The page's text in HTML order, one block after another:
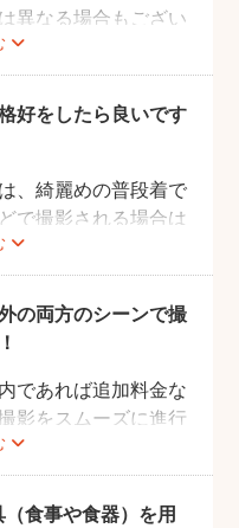
異なる場合もござい
なりますので、その
良い日を選び、お祝
。
好をしたら良いです
、綺麗めの普段着で
で撮影される場合は
装の場合、赤ちゃん
和装と格を揃えるこ
、事前に家族全員の
おすすめです。
の両方のシーンで撮
であれば追加料金な
影をスムーズに進行
の旨をフォトグラフ
と幸いです。
食事や食器）を用